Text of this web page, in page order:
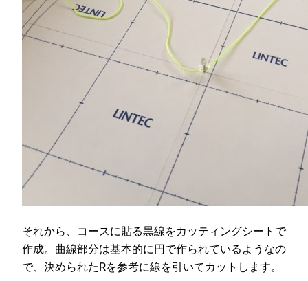
それから、コースに貼る黒線をカッティングシートで
作成。曲線部分は基本的に円で作られているようなの
で、決められたRを参考に線を引いてカットします。